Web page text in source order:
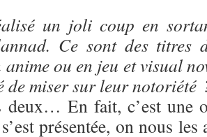
un joli coup en
Ce sont des titres
ou en jeu et visual
de miser sur leur notoriété
deux… En fait, c’est une
présentée, on nous